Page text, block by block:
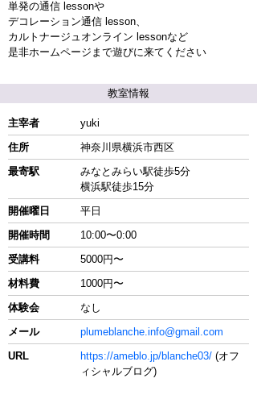
単発の通信 lessonや
デコレーション通信 lesson、
カルトナージュオンライン lessonなど
是非ホームページまで遊びに来てください
教室情報
主宰者
yuki
住所
神奈川県横浜市西区
最寄駅
みなとみらい駅徒歩5分
横浜駅徒歩15分
開催曜日
平日
開催時間
10:00〜0:00
受講料
5000円〜
材料費
1000円〜
体験会
なし
メール
plumeblanche.info@gmail.com
URL
https://ameblo.jp/blanche03/ (オフ
ィシャルブログ)